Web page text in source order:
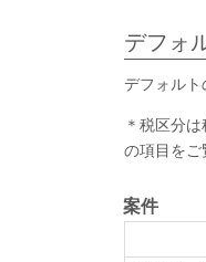
デフォ
デフォルト
＊税区分
の項目をご
案件